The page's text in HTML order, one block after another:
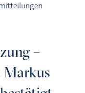
–
Markus